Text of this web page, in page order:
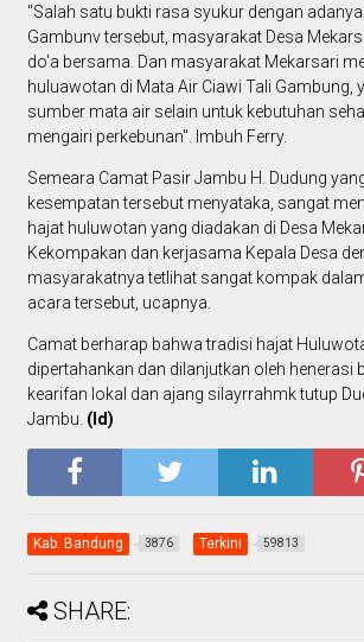
"Salah satu bukti rasa syukur dengan
Gambunv tersebut, masyarakat Desa
do'a bersama. Dan masyarakat Mekarsari
huluawotan di Mata Air Ciawi Tali Gambung,
sumber mata air selain untuk kebutuhan
mengairi perkebunan". Imbuh Ferry.
Semeara Camat Pasir Jambu H. Dudung
kesempatan tersebut menyataka, sangat
hajat huluwotan yang diadakan di Desa
Kekompakan dan kerjasama Kepala Desa
masyarakatnya tetlihat sangat kompak
acara tersebut, ucapnya.
Camat berharap bahwa tradisi hajat
dipertahankan dan dilanjutkan oleh henerasi
kearifan lokal dan ajang silayrrahmk tutup
Jambu. (Id)
Kab. Bandung 3876 Terkini 59813
SHARE: